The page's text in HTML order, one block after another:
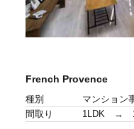
French Provence
種別
マンション
間取り
1LDK →